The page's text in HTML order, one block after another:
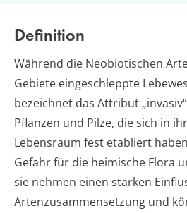
Definition
Während die Neobiotischen
Gebiete eingeschleppte
bezeichnet das Attribut
Pflanzen und Pilze, die sich in
Lebensraum fest etabliert
Gefahr für die heimische Flora
sie nehmen einen starken
Artenzusammensetzung und